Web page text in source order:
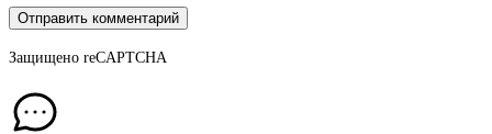
Отправить комментарий
Защищено reCAPTCHA